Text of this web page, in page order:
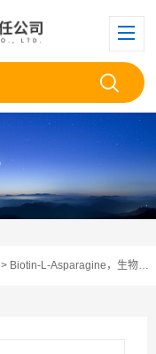
> Biotin-L-Asparagine，生物素-天冬酰胺